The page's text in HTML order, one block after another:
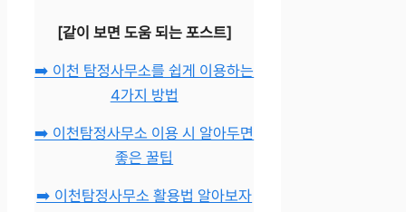
[같이 보면 도움 되는 포스트]
➡️ 이천 탐정사무소를 쉽게 이용하는
4가지 방법
➡️ 이천탐정사무소 이용 시 알아두면
좋은 꿀팁
➡️ 이천탐정사무소 활용법 알아보자